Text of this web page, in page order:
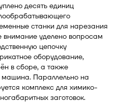
десять единиц
станки для нарезания
внимание уделено вопросам
цепочку
оборудование,
в сборе, а также
машина. Параллельно на
комплекс для химико-
заготовок.